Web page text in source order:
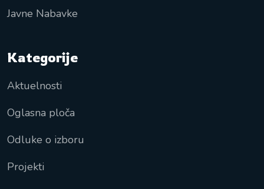
Javne Nabavke
Kategorije
Aktuelnosti
Oglasna ploča
Odluke o izboru
Projekti